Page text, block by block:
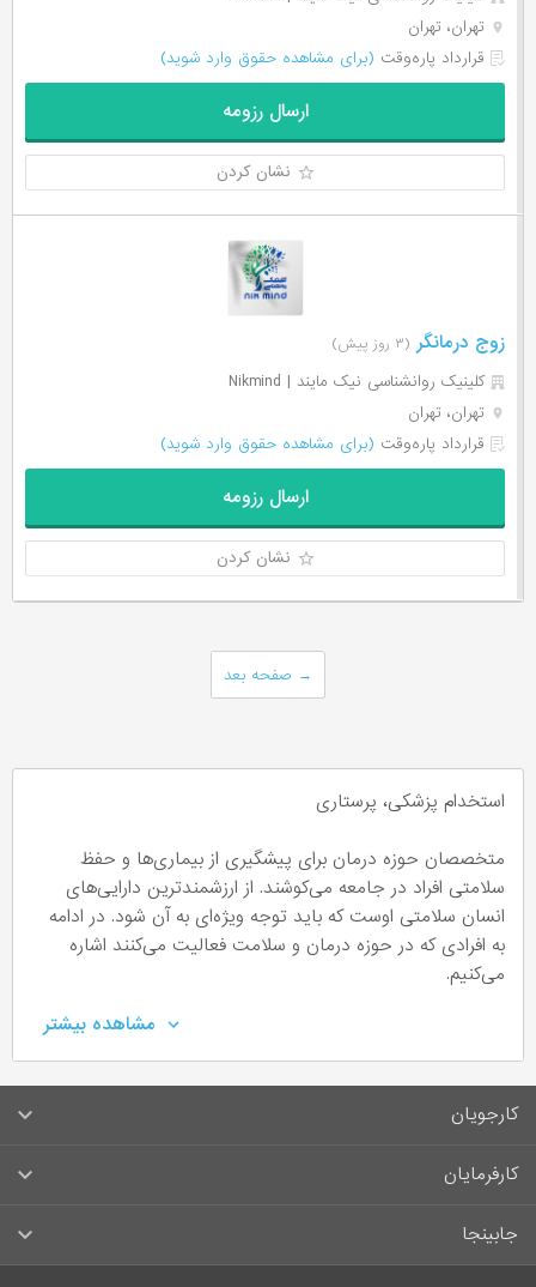
تهران، تهران
قرارداد پاره‌وقت (برای مشاهده حقوق وارد شوید)
ارسال رزومه
نشان کردن
زوج درمانگر (۳ روز پیش)
کلینیک روانشناسی نیک مایند | Nikmind
تهران، تهران
قرارداد پاره‌وقت (برای مشاهده حقوق وارد شوید)
ارسال رزومه
نشان کردن
صفحه بعد →
استخدام پزشکی، پرستاری
متخصصان حوزه درمان برای پیشگیری از بیماری‌ها و حفظ
سلامتی افراد در جامعه می‌کوشند. از ارزشمندترین دارایی‌های
انسان سلامتی اوست که باید توجه ویژه‌ای به آن شود. در ادامه
به افرادی که در حوزه درمان و سلامت فعالیت می‌کنند اشاره
می‌کنیم.
حوزه پزشکی(Medical)
سنتی
به طبابت هستند و با تشخیص عفونت و بیماری و راه درمان آن
به بیماران کمک می‌کنند. پزشکان می‌توانند در مکان‌هایی مانند
مشاهده بیشتر
کارجویان
سوالات متداول کارجویان
لیست مشاغل
کارفرمایان
راهنمای ثبت آگهی استخدام
جابینجا